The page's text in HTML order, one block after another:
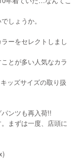
しょうか。
ーをセレクトしまし
とが多い人気なカラ
ッズサイズの取り扱
ンツも再入荷!!
まずは一度、店頭に